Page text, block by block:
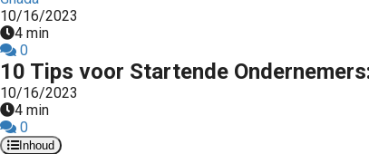
10/16/2023
4 min
0
10 Tips voor Startende
10/16/2023
4 min
0
Inhoud